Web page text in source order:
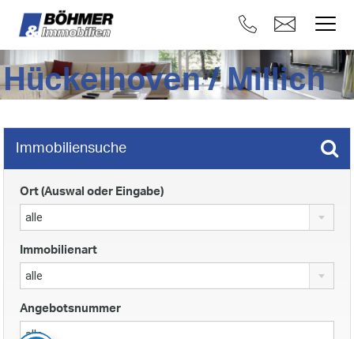
Hückelhoven / Millich
Immobiliensuche
Ort (Auswal oder Eingabe)
alle
Immobilienart
alle
Angebotsnummer